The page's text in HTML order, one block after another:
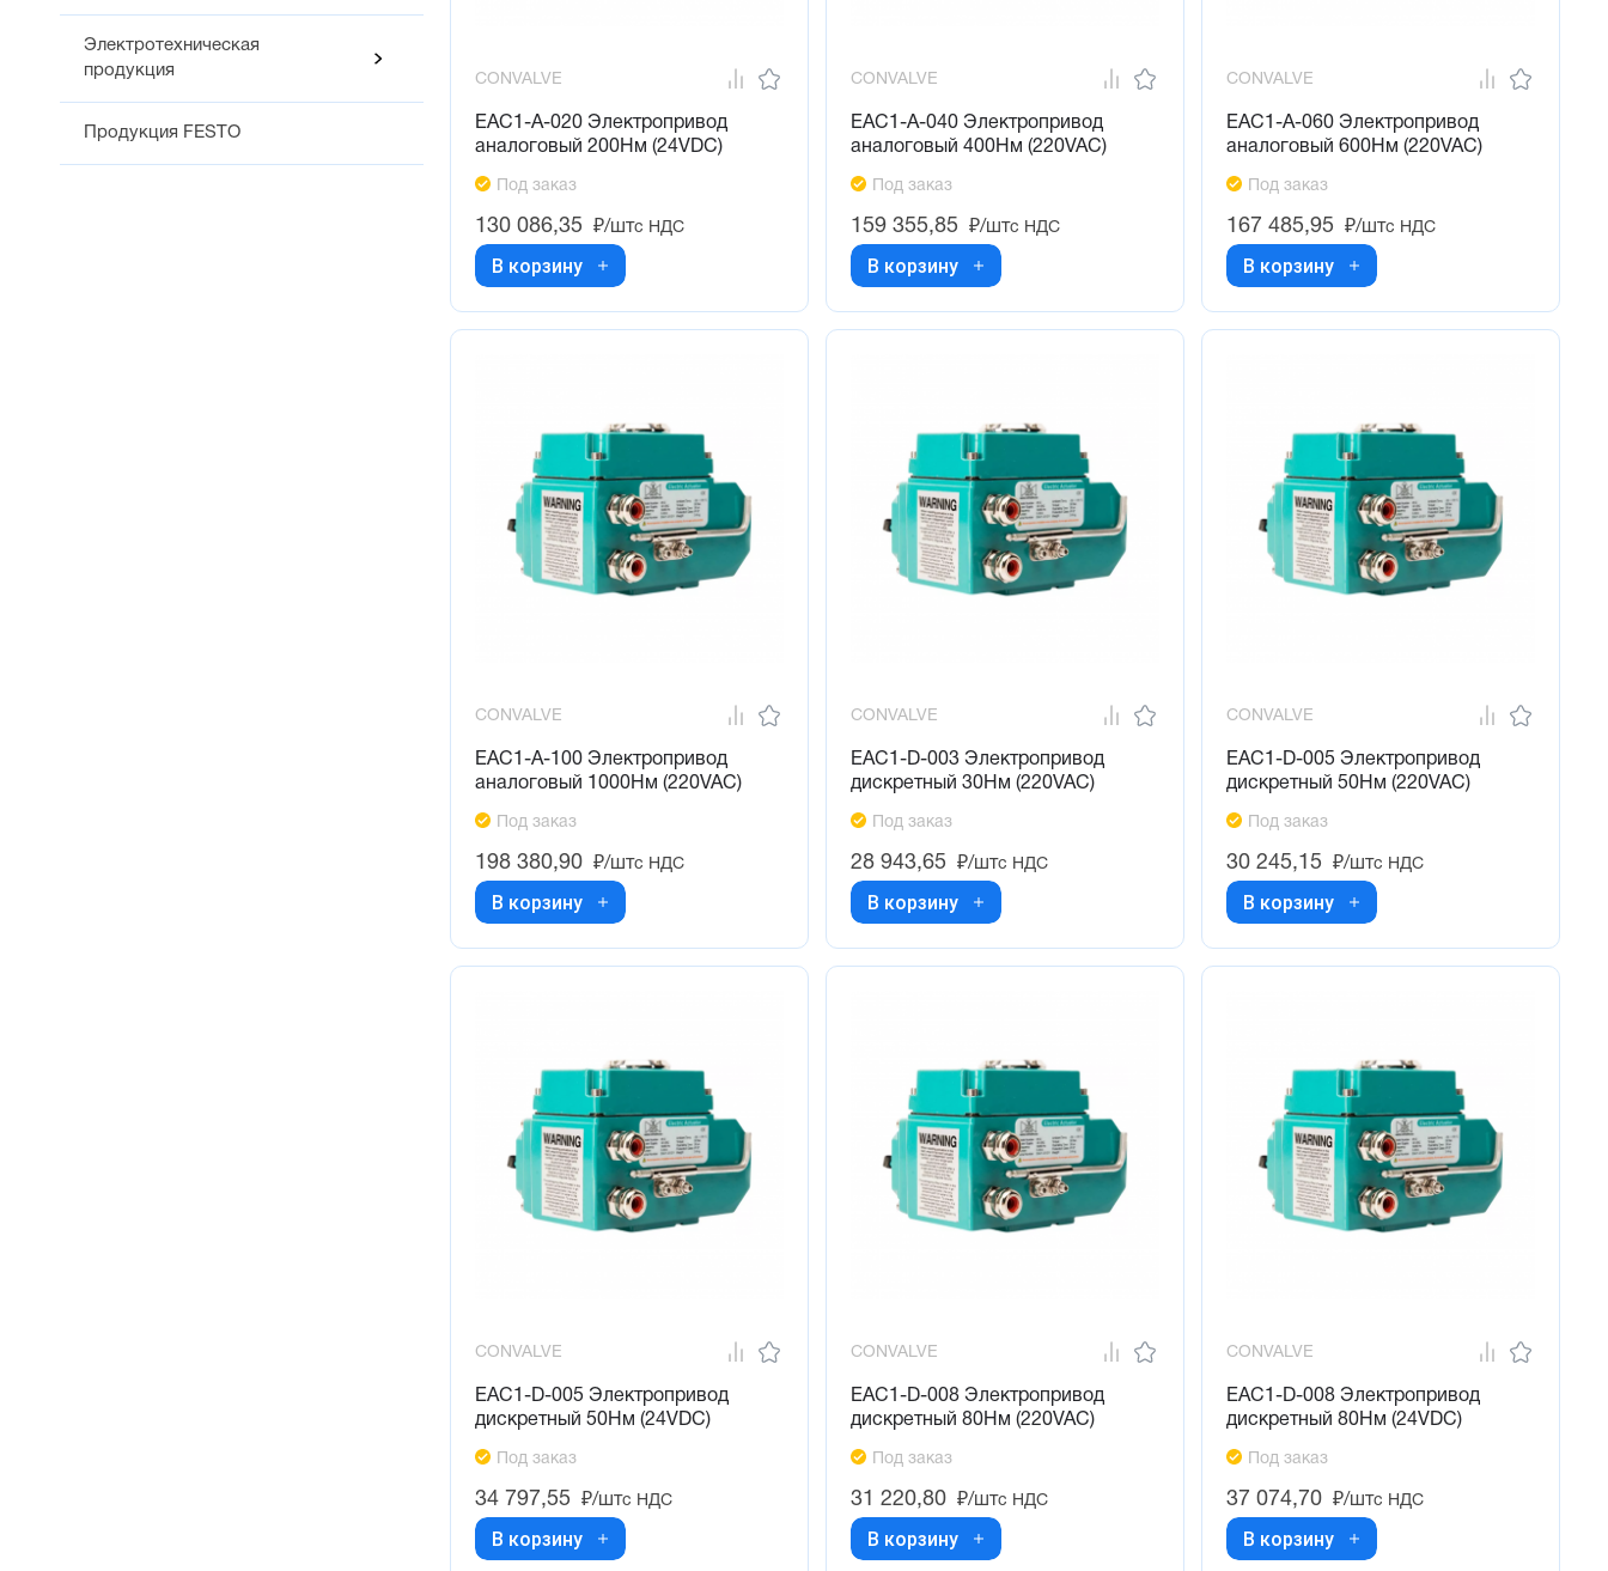
Электротехническая
продукция
Продукция FESTO
CONVALVE
EAC1-A-020 Электропривод
аналоговый 200Нм (24VDC)
Под заказ
130 086,35 ₽/штс НДС
В корзину
CONVALVE
EAC1-A-040 Электропривод
аналоговый 400Нм (220VAC)
Под заказ
159 355,85 ₽/штс НДС
В корзину
CONVALVE
EAC1-A-060 Электропривод
аналоговый 600Нм (220VAC)
Под заказ
167 485,95 ₽/штс НДС
В корзину
CONVALVE
EAC1-A-100 Электропривод
аналоговый 1000Нм (220VAC)
Под заказ
198 380,90 ₽/штс НДС
В корзину
CONVALVE
EAC1-D-003 Электропривод
дискретный 30Нм (220VAC)
Под заказ
28 943,65 ₽/штс НДС
В корзину
CONVALVE
EAC1-D-005 Электропривод
дискретный 50Нм (220VAC)
Под заказ
30 245,15 ₽/штс НДС
В корзину
CONVALVE
EAC1-D-005 Электропривод
дискретный 50Нм (24VDC)
Под заказ
34 797,55 ₽/штс НДС
В корзину
CONVALVE
EAC1-D-008 Электропривод
дискретный 80Нм (220VAC)
Под заказ
31 220,80 ₽/штс НДС
В корзину
CONVALVE
EAC1-D-008 Электропривод
дискретный 80Нм (24VDC)
Под заказ
37 074,70 ₽/штс НДС
В корзину